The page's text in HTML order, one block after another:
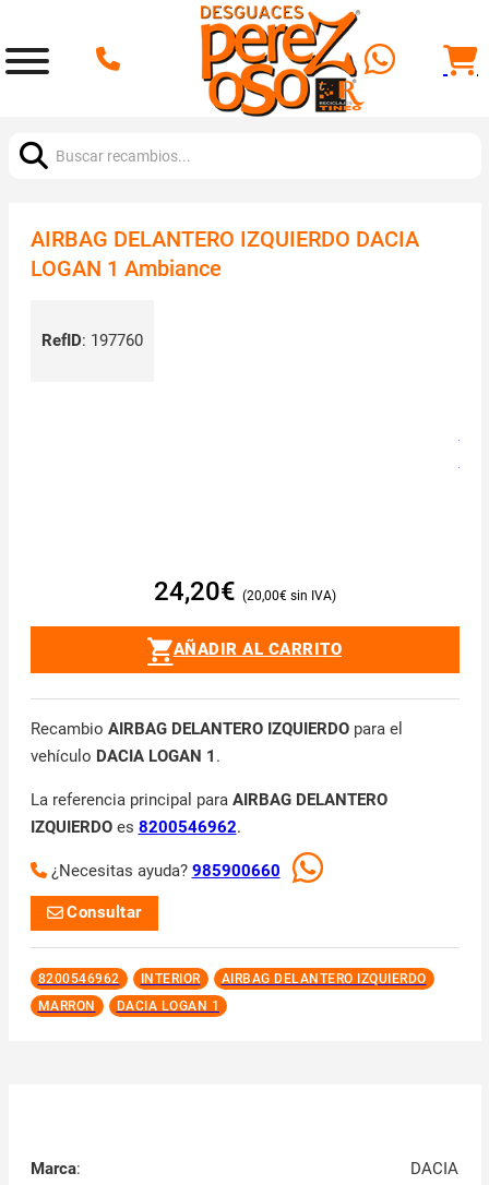
AIRBAG DELANTERO IZQUIERDO DACIA
LOGAN 1 Ambiance
RefID: 197760
24,20€ 20,00€
AÑADIR AL CARRITO
Recambio AIRBAG DELANTERO IZQUIERDOpara el
vehículo DACIA LOGAN 1 .
La referencia principal para AIRBAG DELANTERO
IZQUIERDOes 8200546962.
¿Necesitas ayuda? 985900660
Consultar
8200546962 INTERIOR
AIRBAG DELANTERO IZQUIERDO
MARRON
DACIA LOGAN 1
Marca:
DACIA